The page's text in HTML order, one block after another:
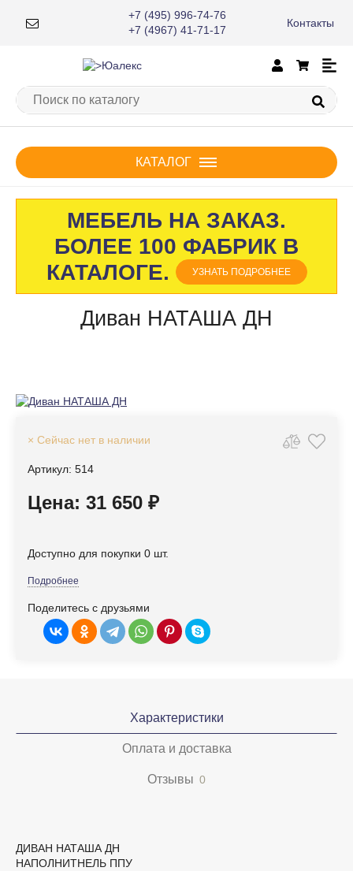
+7 (495) 996-74-76
+7 (4967) 41-71-17
Контакты
×
КАТАЛОГ
МЕБЕЛЬ НА ЗАКАЗ.
БОЛЕЕ 100 ФАБРИК В
КАТАЛОГЕ.
УЗНАТЬ ПОДРОБНЕЕ
Диван НАТАША ДН
× Сейчас нет в наличии
Артикул: 514
Цена: 31 650 ₽
Доступно для покупки 0 шт.
Подробнее
Поделитесь с друзьями
Характеристики
Оплата и доставка
Отзывы 0
ДИВАН НАТАША ДН
НАПОЛНИТНЕЛЬ ППУ